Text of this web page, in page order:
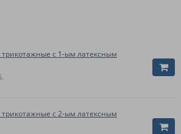
трикотажные с 1-ым латексным
трикотажные с 2-ым латексным